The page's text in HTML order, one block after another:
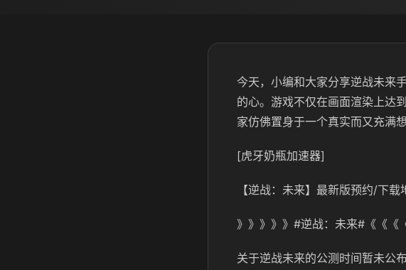
今天，小编和大家分享逆战未来
的心。游戏不仅在画面渲染上达
家仿佛置身于一个真实而又充满
[虎牙奶瓶加速器]
【逆战：未来】最新版预约/下载
》》》》》#逆战：未来#《《《
关于逆战未来的公测时间暂未公